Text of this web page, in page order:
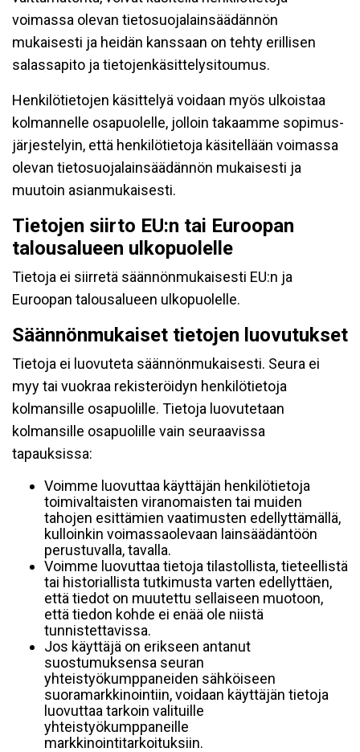
voimassa olevan tietosuojalainsäädännön
mukaisesti ja heidän kanssaan on tehty erillisen
salassapito ja tietojenkäsittelysitoumus.
Henkilötietojen käsittelyä voidaan myös ulkoistaa
kolmannelle osapuolelle, jolloin takaamme sopimus-
järjestelyin, että henkilötietoja käsitellään voimassa
olevan tietosuojalainsäädännön mukaisesti ja
muutoin asianmukaisesti.
Tietojen siirto EU:n tai Euroopan
talousalueen ulkopuolelle
Tietoja ei siirretä säännönmukaisesti EU:n ja
Euroopan talousalueen ulkopuolelle.
Säännönmukaiset tietojen luovutukset
Tietoja ei luovuteta säännönmukaisesti. Seura ei
myy tai vuokraa rekisteröidyn henkilötietoja
kolmansille osapuolille. Tietoja luovutetaan
kolmansille osapuolille vain seuraavissa
tapauksissa:
Voimme luovuttaa käyttäjän henkilötietoja
toimivaltaisten viranomaisten tai muiden
tahojen esittämien vaatimusten edellyttämällä,
kulloinkin voimassaolevaan lainsäädäntöön
perustuvalla, tavalla.
Voimme luovuttaa tietoja tilastollista, tieteellistä
tai historiallista tutkimusta varten edellyttäen,
että tiedot on muutettu sellaiseen muotoon,
että tiedon kohde ei enää ole niistä
tunnistettavissa.
Jos käyttäjä on erikseen antanut
suostumuksensa seuran
yhteistyökumppaneiden sähköiseen
suoramarkkinointiin, voidaan käyttäjän tietoja
luovuttaa tarkoin valituille
yhteistyökumppaneille
markkinointitarkoituksiin.